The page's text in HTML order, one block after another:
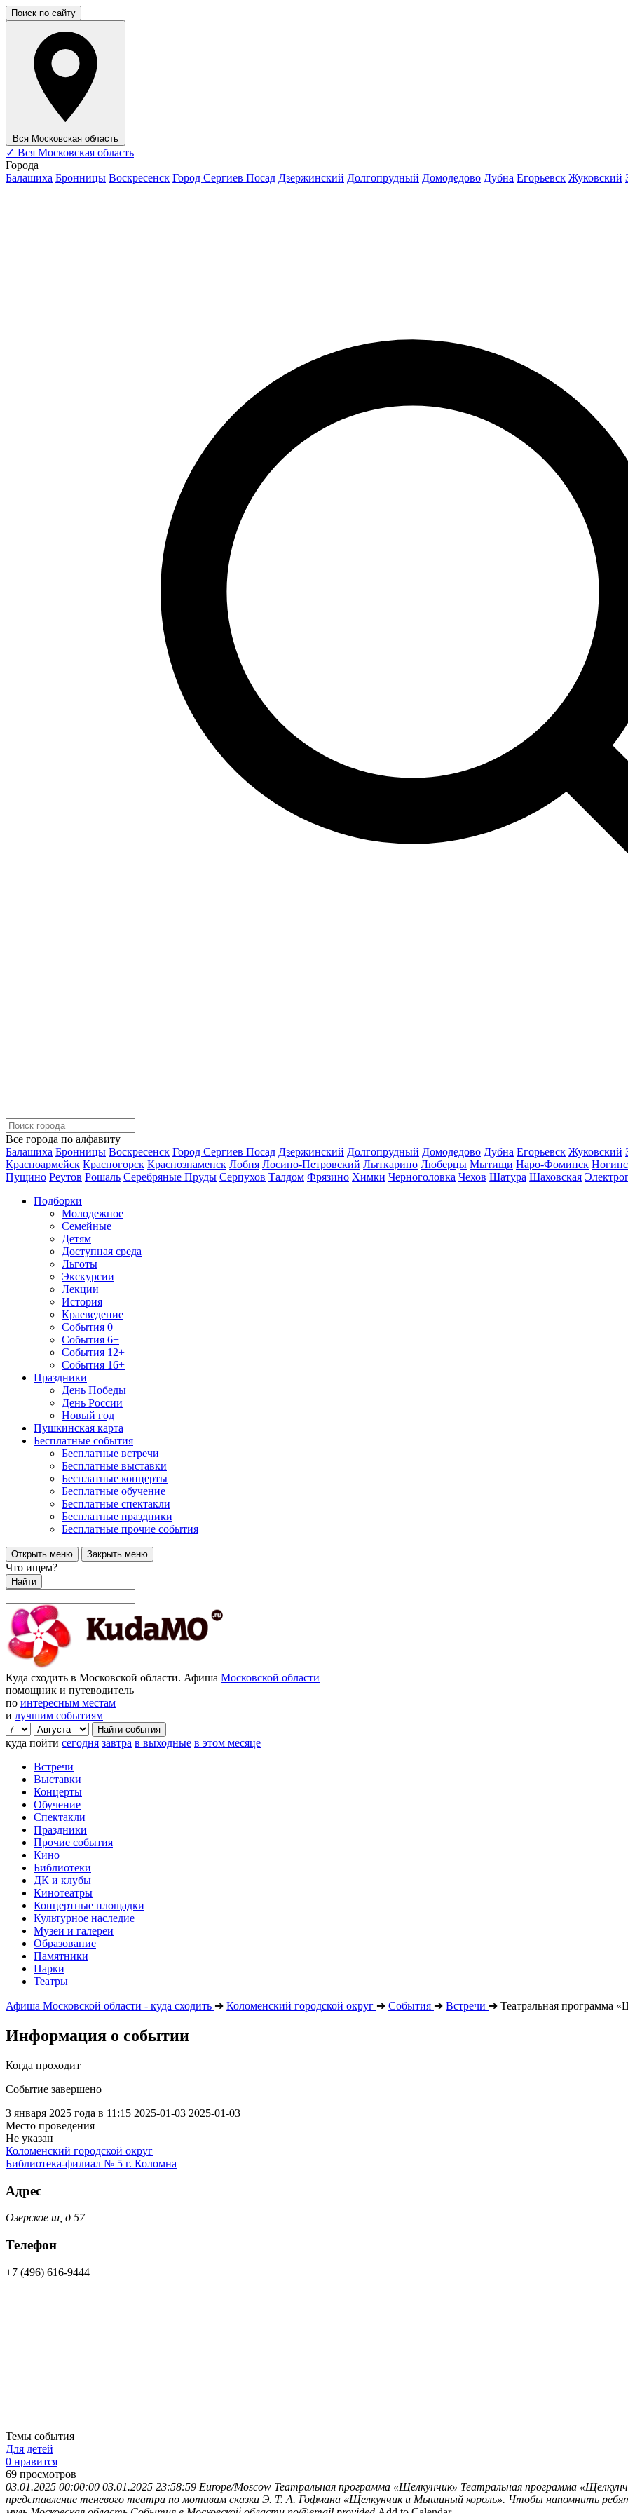
Поиск по сайту
Вся Московская область
✓ Вся Московская область
Города
Балашиха Бронницы Воскресенск Город Сергиев Посад Дзержинский Долгопрудный Домодедово Дубна Егорьевск Жуковский
Все города по алфавиту
Балашиха Бронницы Воскресенск Город Сергиев Посад Дзержинский Долгопрудный Домодедово Дубна Егорьевск Жуковский
Красноармейск Красногорск Краснознаменск Лобня Лосино-Петровский Лыткарино Люберцы Мытищи Наро-Фоминск
Пущино Реутов Рошаль Серебряные Пруды Серпухов Талдом Фрязино Химки Черноголовка Чехов Шатура Шаховская
Подборки
Молодежное
Семейные
Детям
Доступная среда
Льготы
Экскурсии
Лекции
История
Краеведение
События 0+
События 6+
События 12+
События 16+
Праздники
День Победы
День России
Новый год
Пушкинская карта
Бесплатные события
Бесплатные встречи
Бесплатные выставки
Бесплатные концерты
Бесплатные обучение
Бесплатные спектакли
Бесплатные праздники
Бесплатные прочие события
Открыть меню Закрыть меню
Что ищем?
Найти
Куда сходить в Московской области. Афиша Московской области
помощник и путеводитель
по интересным местам
и лучшим событиям
куда пойти сегодня завтра в выходные в этом месяце
Встречи
Выставки
Концерты
Обучение
Спектакли
Праздники
Прочие события
Кино
Библиотеки
ДК и клубы
Кинотеатры
Концертные площадки
Культурное наследие
Музеи и галереи
Образование
Памятники
Парки
Театры
Афиша Московской области - куда сходить ➔ Коломенский городской округ ➔ События ➔ Встречи ➔ Театральная программа
Информация о событии
Когда проходит
Событие завершено
3 января 2025 года в 11:15 2025-01-03 2025-01-03
Место проведения
Не указан
Коломенский городской округ
Библиотека-филиал № 5 г. Коломна
Адрес
Озерское ш, д 57
Телефон
+7 (496) 616-9444
Темы события
Для детей
0 нравится
69 просмотров
03.01.2025 00:00:00 03.01.2025 23:58:59 Europe/Moscow Театральная программа «Щелкунчик» Театральная программа
представление теневого театра по мотивам сказки Э. Т. А. Гофмана «Щелкунчик и Мышиный король». Чтобы напомнить